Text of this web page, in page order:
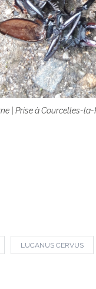
| Prise à Courcelles-
LUCANUS CERVUS